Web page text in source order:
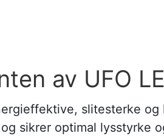
av UFO
slitesterke
sikrer optimal lysstyrke